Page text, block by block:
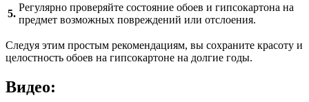
5.
Регулярно проверяйте состояние обоев и гипсокартона на
предмет возможных повреждений или отслоения.
Следуя этим простым рекомендациям, вы сохраните красоту и
целостность обоев на гипсокартоне на долгие годы.
Видео: